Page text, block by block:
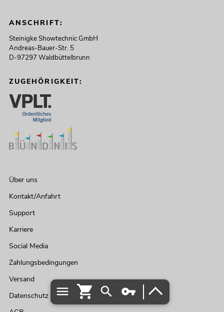
ANSCHRIFT:
Steinigke Showtechnic GmbH
Andreas-Bauer-Str. 5
D-97297 Waldbüttelbrunn
ZUGEHÖRIGKEIT:
Über uns
Kontakt/Anfahrt
Support
Karriere
Social Media
Zahlungsbedingungen
Versand
Datenschutz